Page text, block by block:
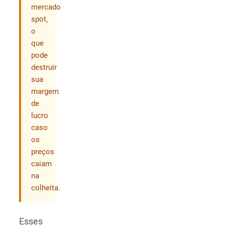
mercado
spot,
o
que
pode
destruir
sua
margem
de
lucro
caso
os
preços
caiam
na
colheita.
Esses